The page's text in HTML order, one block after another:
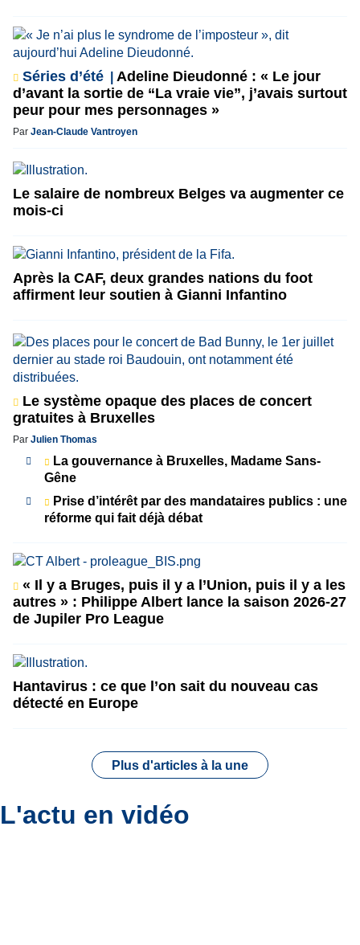
Séries d’été
Adeline Dieudonné : « Le jour
d’avant la sortie de “La vraie vie”, j’avais surtout
peur pour mes personnages »
Par Jean-Claude Vantroyen
Le salaire de nombreux Belges va augmenter ce
mois-ci
Après la CAF, deux grandes nations du foot
affirment leur soutien à Gianni Infantino
Le système opaque des places de concert
gratuites à Bruxelles
Par Julien Thomas
La gouvernance à Bruxelles, Madame Sans-
Gêne
Prise d’intérêt par des mandataires publics : une
réforme qui fait déjà débat
« Il y a Bruges, puis il y a l’Union, puis il y a les
autres » : Philippe Albert lance la saison 2026-27
de Jupiler Pro League
Hantavirus : ce que l’on sait du nouveau cas
détecté en Europe
Plus d'articles à la une
L'actu en vidéo